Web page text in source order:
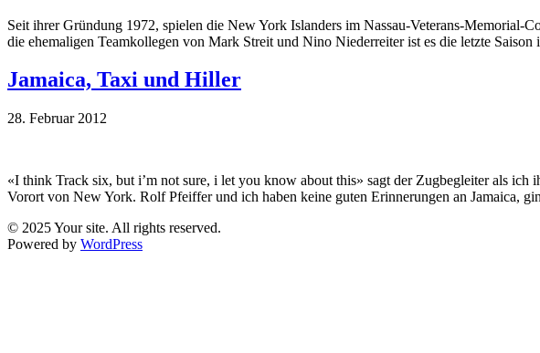
Seit ihrer Gründung 1972, spielen die New York Islanders im Nassau-Veterans-
die ehemaligen Teamkollegen von Mark Streit und Nino Niederreiter ist es die letzte
Jamaica, Taxi und Hiller
28. Februar 2012
«I think Track six, but i’m not sure, i let you know about this» sagt der Zugbegleiter als
Vorort von New York. Rolf Pfeiffer und ich haben keine guten Erinnerungen an Jamaica,
© 2025 Your site. All rights reserved.
Powered by WordPress